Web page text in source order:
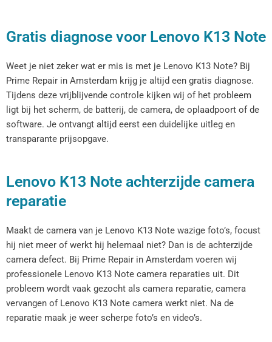
Gratis diagnose voor Lenovo K13 Note
Weet je niet zeker wat er mis is met je Lenovo K13 Note? Bij
Prime Repair in Amsterdam krijg je altijd een gratis diagnose.
Tijdens deze vrijblijvende controle kijken wij of het probleem
ligt bij het scherm, de batterij, de camera, de oplaadpoort of de
software. Je ontvangt altijd eerst een duidelijke uitleg en
transparante prijsopgave.
Lenovo K13 Note achterzijde camera
reparatie
Maakt de camera van je Lenovo K13 Note wazige foto’s, focust
hij niet meer of werkt hij helemaal niet? Dan is de achterzijde
camera defect. Bij Prime Repair in Amsterdam voeren wij
professionele Lenovo K13 Note camera reparaties uit. Dit
probleem wordt vaak gezocht als camera reparatie, camera
vervangen of Lenovo K13 Note camera werkt niet. Na de
reparatie maak je weer scherpe foto’s en video’s.